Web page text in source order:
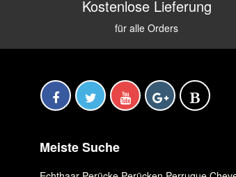
Kostenlose Lieferung
für alle Orders
Meiste Suche